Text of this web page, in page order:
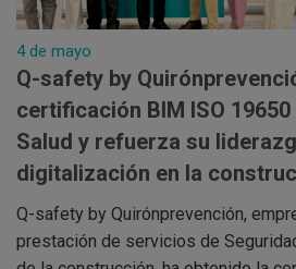
4 de mayo
Q-safety by
certificación BIM ISO
Salud y refuerza su
digitalización en la
Q-safety by Quirónprevención,
prestación de servicios de